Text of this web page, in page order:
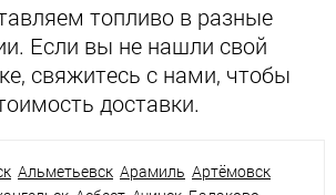
топливо в разные
Если вы не нашли свой
свяжитесь с нами, чтобы
доставки.
Альметьевск Арамиль Артёмовск